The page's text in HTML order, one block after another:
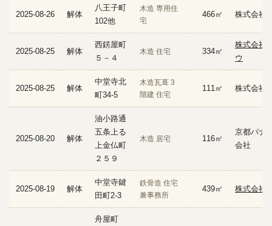
2025-08-26 解体
八王子町
102他
木造 専用住
宅
466㎡ 株式会社
2025-08-25 解体
西錺屋町
５－４
木造 住宅 334㎡
株式会社
ウ
2025-08-25 解体
中堂寺北
町34-5
木造瓦葺 3
階建 住宅
111㎡ 株式会社
2025-08-20 解体
油小路通
五条上る
上金仏町
２５９
木造 居宅 116㎡
京都パナ
会社
2025-08-19 解体
中堂寺鍵
田町2-3
鉄骨造 住宅
兼事務所
439㎡ 株式会社
舟屋町